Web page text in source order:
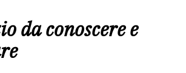
da conoscere e